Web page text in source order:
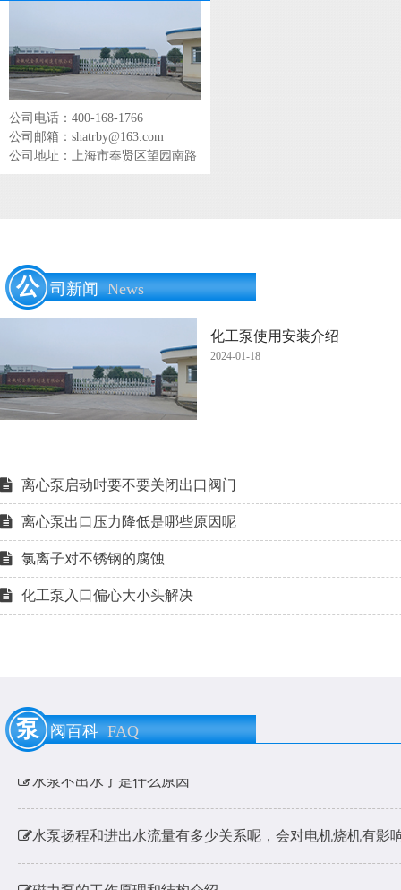
公司电话：400-168-1766
公司邮箱：shatrby@163.com
公司地址：上海市奉贤区望园南路
公 司新闻 News
化工泵使用安装介绍
2024-01-18
离心泵启动时要不要关闭出口阀门
离心泵出口压力降低是哪些原因呢
氯离子对不锈钢的腐蚀
化工泵入口偏心大小头解决
泵 阀百科 FAQ
耐酸碱泵耐硫酸腐蚀材料的选用